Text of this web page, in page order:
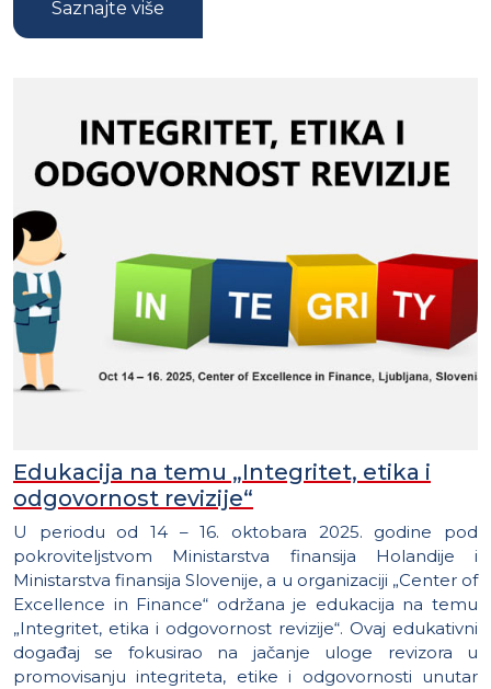
Saznajte više
Edukacija na temu „Integritet, etika i
odgovornost revizije“
U periodu od 14 – 16. oktobara 2025. godine pod
pokroviteljstvom Ministarstva finansija Holandije i
Ministarstva finansija Slovenije, a u organizaciji „Center of
Excellence in Finance“ održana je edukacija na temu
„Integritet, etika i odgovornost revizije“. Ovaj edukativni
događaj se fokusirao na jačanje uloge revizora u
promovisanju integriteta, etike i odgovornosti unutar